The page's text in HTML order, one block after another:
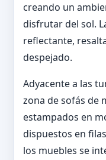
creando un
disfrutar del sol.
reflectante,
despejado.
Adyacente a las
zona de sofás de
estampados en
dispuestos en
los muebles se